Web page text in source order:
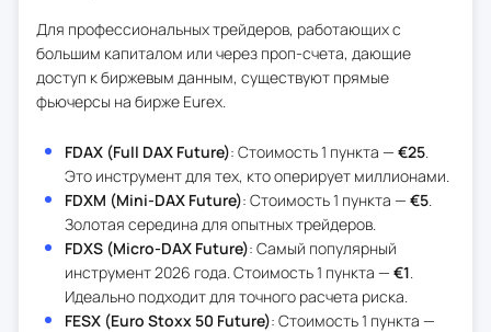
Для профессиональных трейдеров, работающих с
большим капиталом или через проп-счета, дающие
доступ к биржевым данным, существуют прямые
фьючерсы на бирже Eurex.
FDAX (Full DAX Future): Стоимость 1 пункта — €25
Это инструмент для тех, кто оперирует миллионами.
FDXM (Mini-DAX Future): Стоимость 1 пункта — €5
Золотая середина для опытных трейдеров.
FDXS (Micro-DAX Future): Самый популярный
инструмент 2026 года. Стоимость 1 пункта — €1
Идеально подходит для точного расчета риска.
FESX (Euro Stoxx 50 Future): Стоимость 1 пункта —